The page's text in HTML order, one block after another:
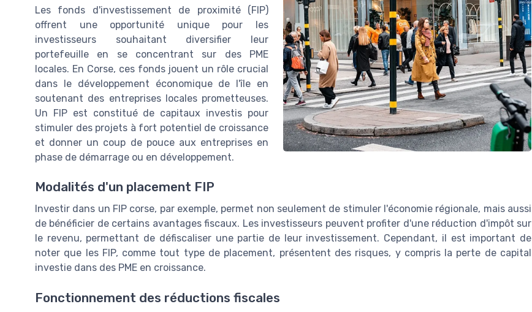
Les fonds d'investissement de proximité (FIP)
offrent une opportunité unique pour les
investisseurs souhaitant diversifier leur
portefeuille en se concentrant sur des PME
locales. En Corse, ces fonds jouent un rôle crucial
dans le développement économique de l'île en
soutenant des entreprises locales prometteuses.
Un FIP est constitué de capitaux investis pour
stimuler des projets à fort potentiel de croissance
et donner un coup de pouce aux entreprises en
phase de démarrage ou en développement.
Modalités d'un placement FIP
Investir dans un FIP corse, par exemple, permet non seulement de stimuler l'économie régionale, mais aussi
de bénéficier de certains avantages fiscaux. Les investisseurs peuvent profiter d'une réduction d'impôt sur
le revenu, permettant de défiscaliser une partie de leur investissement. Cependant, il est important de
noter que les FIP, comme tout type de placement, présentent des risques, y compris la perte de capital
investie dans des PME en croissance.
Fonctionnement des réductions fiscales